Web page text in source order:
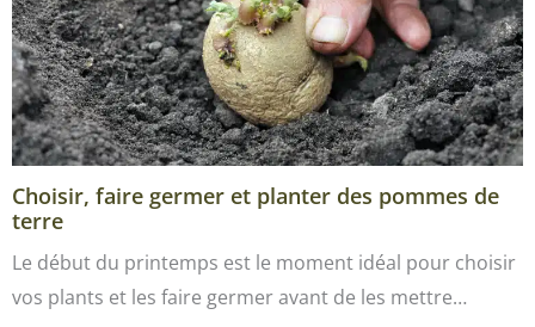
Choisir, faire germer et planter des pommes de
terre
Le début du printemps est le moment idéal pour choisir
vos plants et les faire germer avant de les mettre…